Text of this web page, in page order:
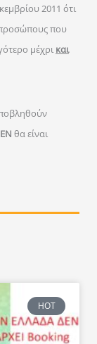
2011 ότι
που
μέχρι και
θα είναι
HOT